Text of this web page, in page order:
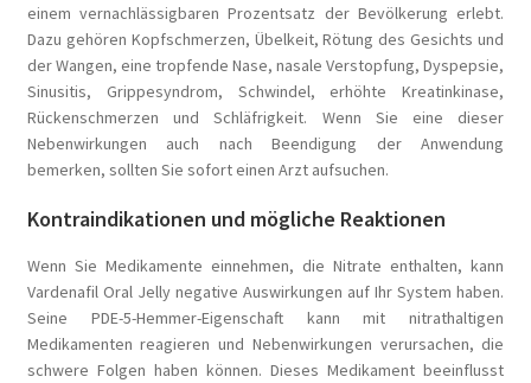
einem vernachlässigbaren Prozentsatz der Bevölkerung erlebt.
Dazu gehören Kopfschmerzen, Übelkeit, Rötung des Gesichts und
der Wangen, eine tropfende Nase, nasale Verstopfung, Dyspepsie,
Sinusitis, Grippesyndrom, Schwindel, erhöhte Kreatinkinase,
Rückenschmerzen und Schläfrigkeit. Wenn Sie eine dieser
Nebenwirkungen auch nach Beendigung der Anwendung
bemerken, sollten Sie sofort einen Arzt aufsuchen.
Kontraindikationen und mögliche Reaktionen
Wenn Sie Medikamente einnehmen, die Nitrate enthalten, kann
Vardenafil Oral Jelly negative Auswirkungen auf Ihr System haben.
Seine PDE-5-Hemmer-Eigenschaft kann mit nitrathaltigen
Medikamenten reagieren und Nebenwirkungen verursachen, die
schwere Folgen haben können. Dieses Medikament beeinflusst